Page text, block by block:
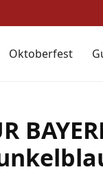
Oktoberfest